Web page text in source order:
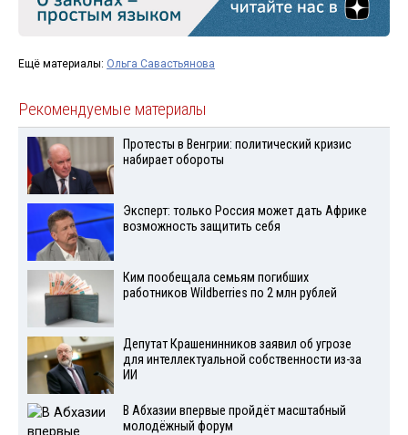
Ещё материалы: Ольга Савастьянова
Рекомендуемые материалы
Протесты в Венгрии: политический кризис
набирает обороты
Эксперт: только Россия может дать Африке
возможность защитить себя
Ким пообещала семьям погибших
работников Wildberries по 2 млн рублей
Депутат Крашенинников заявил об угрозе
для интеллектуальной собственности из-за
ИИ
В Абхазии впервые пройдёт масштабный
молодёжный форум